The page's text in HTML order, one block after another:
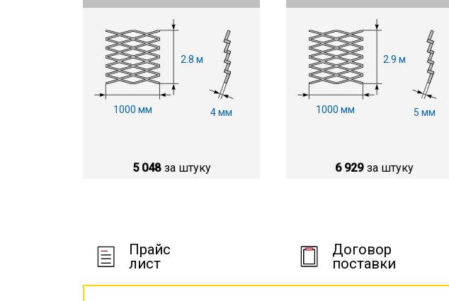
4 мм
2.8 м
1000 мм
5 048 за штуку
5 мм
2.9 м
1000 мм
6 929 за штуку
Прайс
лист
Договор
поставки